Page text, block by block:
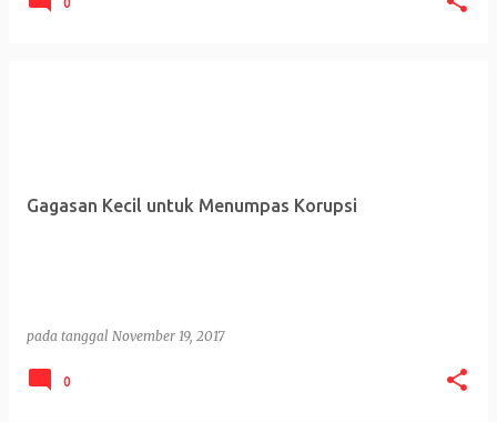
0
Gagasan Kecil untuk Menumpas Korupsi
pada tanggal November 19, 2017
0